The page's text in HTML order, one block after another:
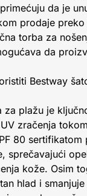
da je
prodaje
torba za
da
Bestway
za plažu je
zračenja
80 sertifikatom
sprečavajući
kože. Osim
hlad i